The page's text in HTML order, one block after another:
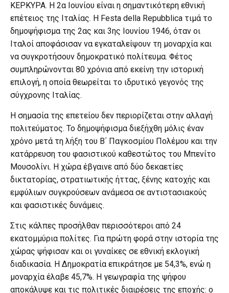
ΚΕΡΚΥΡΑ. Η 2α Ιουνίου είναι η σημαντικότερη εθνική
επέτειος της Ιταλίας. Η Festa della Repubblica τιμά το
δημοψήφισμα της 2ας και 3ης Ιουνίου 1946, όταν οι
Ιταλοί αποφάσισαν να εγκαταλείψουν τη μοναρχία και
να συγκροτήσουν δημοκρατικό πολίτευμα. Φέτος
συμπληρώνονται 80 χρόνια από εκείνη την ιστορική
επιλογή, η οποία θεωρείται το ιδρυτικό γεγονός της
σύγχρονης Ιταλίας.
Η σημασία της επετείου δεν περιορίζεται στην αλλαγή
πολιτεύματος. Το δημοψήφισμα διεξήχθη μόλις έναν
χρόνο μετά τη λήξη του Β΄ Παγκοσμίου Πολέμου και την
κατάρρευση του φασιστικού καθεστώτος του Μπενίτο
Μουσολίνι. Η χώρα έβγαινε από δύο δεκαετίες
δικτατορίας, στρατιωτικής ήττας, ξένης κατοχής και
εμφύλιων συγκρούσεων ανάμεσα σε αντιστασιακούς
και φασιστικές δυνάμεις.
Στις κάλπες προσήλθαν περισσότεροι από 24
εκατομμύρια πολίτες. Για πρώτη φορά στην ιστορία της
χώρας ψήφισαν και οι γυναίκες σε εθνική εκλογική
διαδικασία. Η Δημοκρατία επικράτησε με 54,3%, ενώ η
μοναρχία έλαβε 45,7%. Η γεωγραφία της ψήφου
αποκάλυψε και τις πολιτικές διαιρέσεις της εποχής: ο